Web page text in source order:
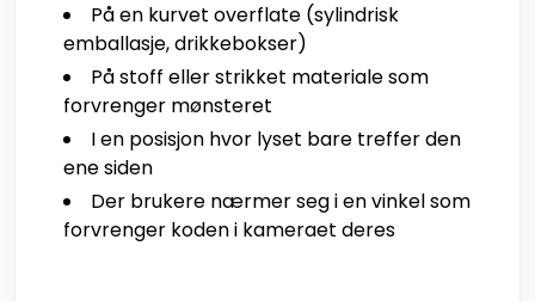
På en kurvet overflate (sylindrisk
emballasje, drikkebokser)
På stoff eller strikket materiale som
forvrenger mønsteret
I en posisjon hvor lyset bare treffer den
ene siden
Der brukere nærmer seg i en vinkel som
forvrenger koden i kameraet deres